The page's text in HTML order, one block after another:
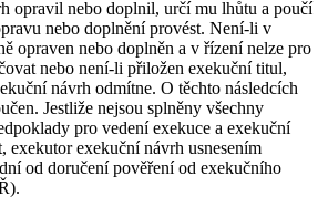
opravil nebo doplnil, určí mu lhůtu a poučí
nebo doplnění provést. Není-li v
opraven nebo doplněn a v řízení nelze pro
nebo není-li přiložen exekuční titul,
návrh odmítne. O těchto následcích
Jestliže nejsou splněny všechny
pro vedení exekuce a exekuční
exekutor exekuční návrh usnesením
od doručení pověření od exekučního